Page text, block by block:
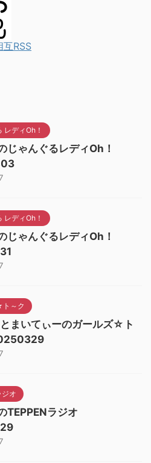
RSS
レディOh！
じゃんぐるレディOh！
レディOh！
じゃんぐるレディOh！
～ク
まいてぃーのガールズ☆ト
オ
TEPPENラジオ